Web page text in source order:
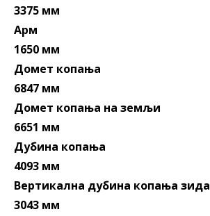
3375 мм
Арм
1650 мм
Домет копања
6847 мм
Домет копања на земљи
6651 мм
Дубина копања
4093 мм
Вертикална дубина копања зида
3043 мм